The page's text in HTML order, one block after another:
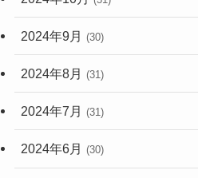
2024年9月 (30)
2024年8月 (31)
2024年7月 (31)
2024年6月 (30)